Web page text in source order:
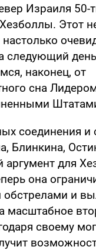
Израиля 50-
Этот
следующий
наконец, от
сна
соединения и
Блинкина,
аргумент для
она
и
масштабное
своему